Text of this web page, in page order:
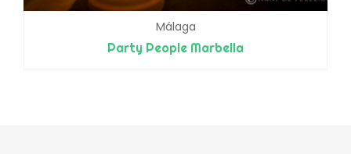
Málaga
Party People Marbella